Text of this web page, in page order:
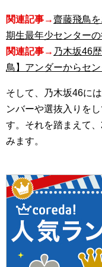
関連記事→齋藤飛鳥
期生最年少センターの
関連記事→ 乃木坂46
鳥】アンダーからセ
そして、乃木坂46に
ンバーや選抜入りを
す。それを踏まえて
みます。